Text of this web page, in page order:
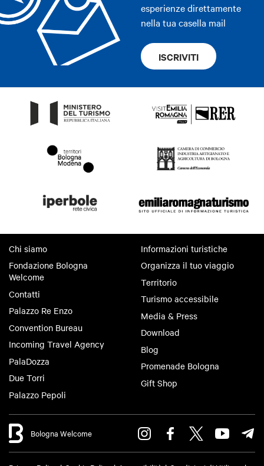
esperienze direttamente
nella tua casella mail
ISCRIVITI
Chi siamo
Fondazione Bologna
Welcome
Contatti
Palazzo Re Enzo
Convention Bureau
Incoming Travel Agency
PalaDozza
Due Torri
Palazzo Pepoli
Informazioni turistiche
Organizza il tuo viaggio
Territorio
Turismo accessibile
Media & Press
Download
Blog
Promenade Bologna
Gift Shop
Bologna Welcome